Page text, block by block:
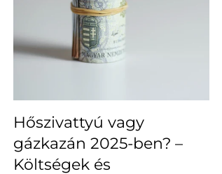
Hőszivattyú vagy
gázkazán 2025-ben? –
Költségek és